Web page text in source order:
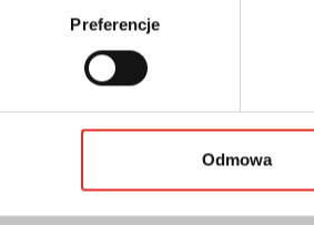
Preferencje
Odmowa
w